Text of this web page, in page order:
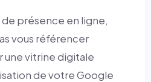
de présence en ligne,
vous référencer
une vitrine digitale
de votre Google